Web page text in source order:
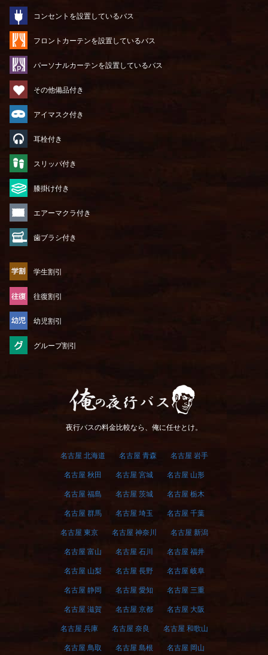
コンセントを設置しているバス
フロントカーテンを設置しているバス
パーソナルカーテンを設置しているバス
その他備品付き
アイマスク付き
耳栓付き
スリッパ付き
膝掛け付き
エアーマクラ付き
歯ブラシ付き
学生割引
往復割引
幼児割引
グループ割引
俺の夜行バス
夜行バスの料金比較なら、俺に任せとけ。
名古屋 北海道 名古屋 青森 名古屋 岩手
名古屋 秋田 名古屋 宮城 名古屋 山形
名古屋 福島 名古屋 茨城 名古屋 栃木
名古屋 群馬 名古屋 埼玉 名古屋 千葉
名古屋 東京 名古屋 神奈川 名古屋 新潟
名古屋 富山 名古屋 石川 名古屋 福井
名古屋 山梨 名古屋 長野 名古屋 岐阜
名古屋 静岡 名古屋 愛知 名古屋 三重
名古屋 滋賀 名古屋 京都 名古屋 大阪
名古屋 兵庫 名古屋 奈良 名古屋 和歌山
名古屋 鳥取 名古屋 島根 名古屋 岡山